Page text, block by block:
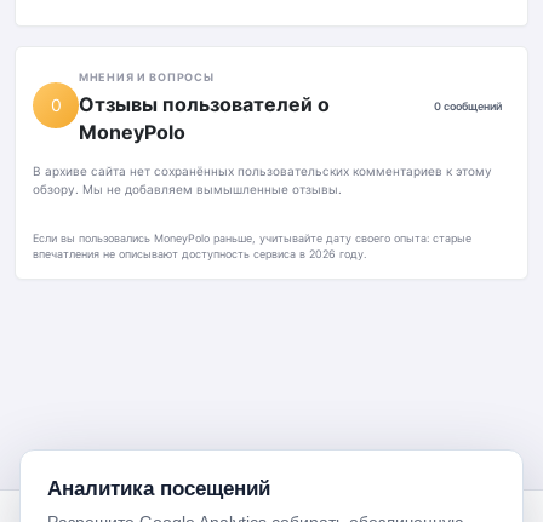
0
МНЕНИЯ И ВОПРОСЫ
Отзывы пользователей о
MoneyPolo
0 сообщений
В архиве сайта нет сохранённых пользовательских комментариев к этому
обзору. Мы не добавляем вымышленные отзывы.
Если вы пользовались MoneyPolo раньше, учитывайте дату своего опыта: старые
впечатления не описывают доступность сервиса в 2026 году.
Аналитика посещений